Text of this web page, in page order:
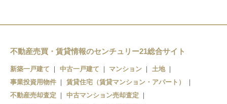
不動産売買・賃貸情報のセンチュリー21総合サイト
新築一戸建て 中古一戸建て マンション
土地
事業投資用物件
賃貸住宅（賃貸マンション・アパート）
不動産売却査定
中古マンション売却査定